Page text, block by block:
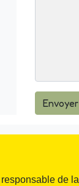
Envoyer
de